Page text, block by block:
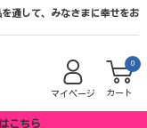
通して、みなさまに幸せをお
マイページ カート
0
こちら